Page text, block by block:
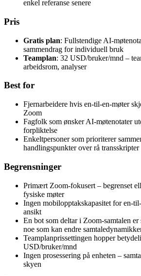
enkel referanse senere
Pris
Gratis plan: Fullstendige AI-
sammendrag for individuell bruk
Teamplan: 32 USD/bruker/mnd –
arbeidsrom, analyser
Best for
Fjernarbeidere hvis en-til-en-møter
Zoom
Fagfolk som ønsker AI-møtenotater
forpliktelse
Enkeltpersoner som prioriterer
handlingspunkter over rå transskripter
Begrensninger
Primært Zoom-fokusert – begrenset
fysiske møter
Ingen mobilopptakskapasitet for en-
ansikt
En bot som deltar i Zoom-samtalen
noe som kan endre
Teamplanprissettingen hopper
USD/bruker/mnd
Ingen prosessering på enheten –
skyen